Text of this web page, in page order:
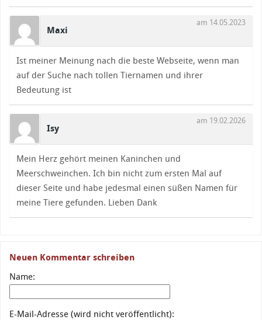
Maxi
am 14.05.2023
Ist meiner Meinung nach die beste Webseite, wenn man
auf der Suche nach tollen Tiernamen und ihrer
Bedeutung ist
Isy
am 19.02.2026
Mein Herz gehört meinen Kaninchen und
Meerschweinchen. Ich bin nicht zum ersten Mal auf
dieser Seite und habe jedesmal einen süßen Namen für
meine Tiere gefunden. Lieben Dank
Neuen Kommentar schreiben
Name:
E-Mail-Adresse (wird nicht veröffentlicht):